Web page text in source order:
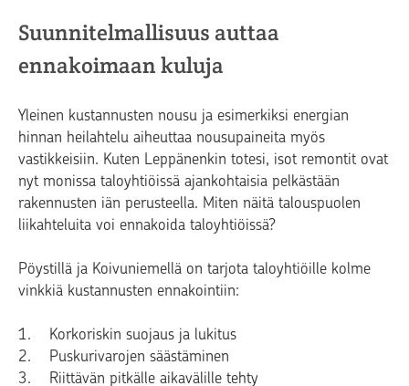
Suunnitelmallisuus auttaa
ennakoimaan kuluja
Yleinen kustannusten nousu ja esimerkiksi energian
hinnan heilahtelu aiheuttaa nousupaineita myös
vastikkeisiin. Kuten Leppänenkin totesi, isot remontit ovat
nyt monissa taloyhtiöissä ajankohtaisia pelkästään
rakennusten iän perusteella. Miten näitä talouspuolen
liikahteluita voi ennakoida taloyhtiöissä?
Pöystillä ja Koivuniemellä on tarjota taloyhtiöille kolme
vinkkiä kustannusten ennakointiin:
1. Korkoriskin suojaus ja lukitus
2. Puskurivarojen säästäminen
3. Riittävän pitkälle aikavälille tehty